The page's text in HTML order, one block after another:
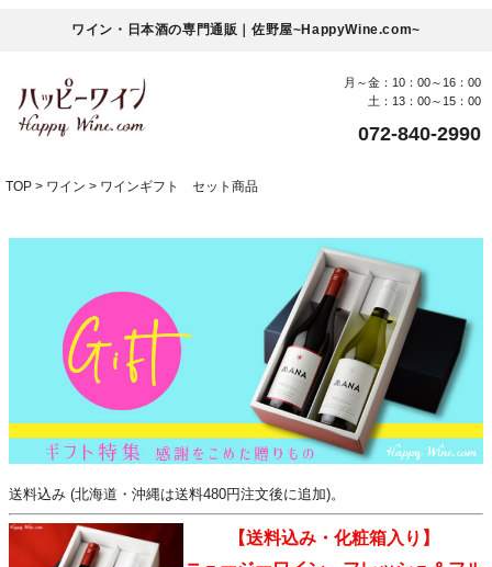
ワイン・日本酒の専門通販｜佐野屋~HappyWine.com~
月～金：10：00～16：00
土：13：00～15：00
072-840-2990
TOP ワイン ワインギフト セット商品
送料込み (北海道・沖縄は送料480円注文後に追加)。
【送料込み・化粧箱入り】